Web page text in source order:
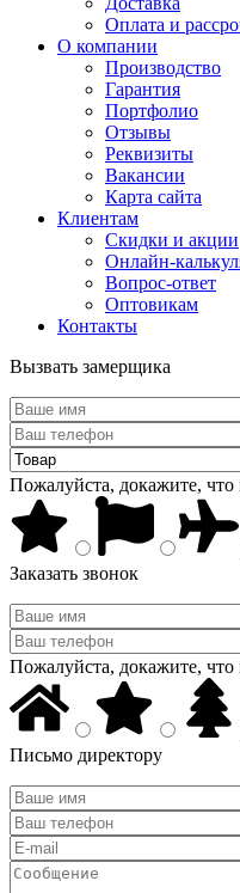
Оплата и
О компании
Производство
Гарантия
Портфолио
Отзывы
Реквизиты
Вакансии
Карта сайта
Клиентам
Скидки и акции
Онлайн-
Вопрос-ответ
Оптовикам
Контакты
Вызвать замерщика
Пожалуйста, докажите,
Заказать звонок
Пожалуйста, докажите,
Письмо директору